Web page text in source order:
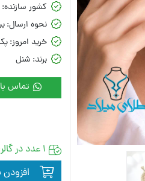
کشور سازنده:
نحوه ارسال:
خرید امروز:
برند: شنل
تماس
1 عدد در گالری باقی مانده